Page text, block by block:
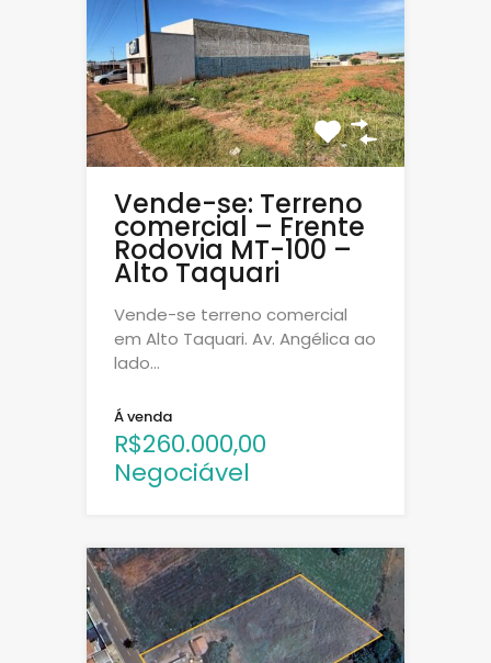
Vende-se: Terreno
comercial – Frente
Rodovia MT-100 –
Alto Taquari
Vende-se terreno comercial
em Alto Taquari. Av. Angélica ao
lado…
Á venda
R$260.000,00
Negociável